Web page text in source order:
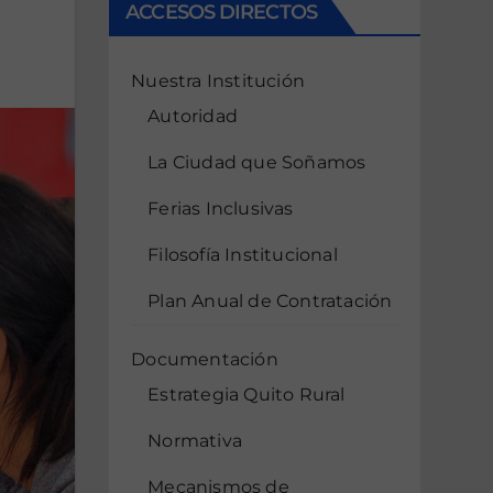
ACCESOS DIRECTOS
Nuestra Institución
Autoridad
La Ciudad que Soñamos
Ferias Inclusivas
Filosofía Institucional
Plan Anual de Contratación
Documentación
Estrategia Quito Rural
Normativa
Mecanismos de